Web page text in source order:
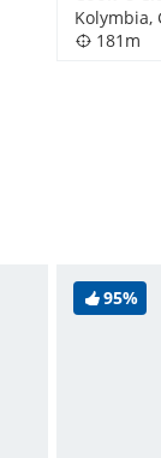
Kolymbia,
181m
95%